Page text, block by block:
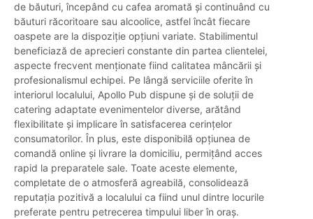
de băuturi, începând cu cafea aromată și continuând cu
băuturi răcoritoare sau alcoolice, astfel încât fiecare
oaspete are la dispoziție opțiuni variate. Stabilimentul
beneficiază de aprecieri constante din partea clientelei,
aspecte frecvent menționate fiind calitatea mâncării și
profesionalismul echipei. Pe lângă serviciile oferite în
interiorul localului, Apollo Pub dispune și de soluții de
catering adaptate evenimentelor diverse, arătând
flexibilitate și implicare în satisfacerea cerințelor
consumatorilor. În plus, este disponibilă opțiunea de
comandă online și livrare la domiciliu, permițând acces
rapid la preparatele sale. Toate aceste elemente,
completate de o atmosferă agreabilă, consolidează
reputația pozitivă a localului ca fiind unul dintre locurile
preferate pentru petrecerea timpului liber în oraș.